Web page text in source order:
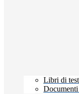
Libri di